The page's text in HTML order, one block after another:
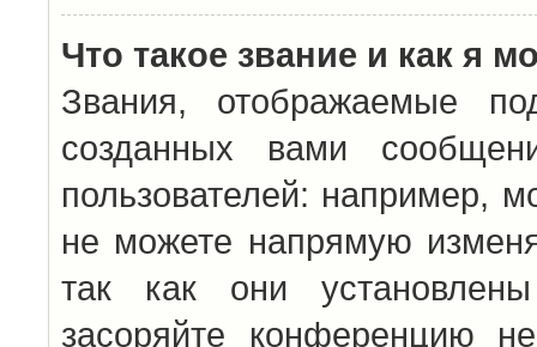
Что такое звание и как я
Звания, отображаемые
созданных вами
пользователей: например,
не можете напрямую
так как они
засоряйте конференцию